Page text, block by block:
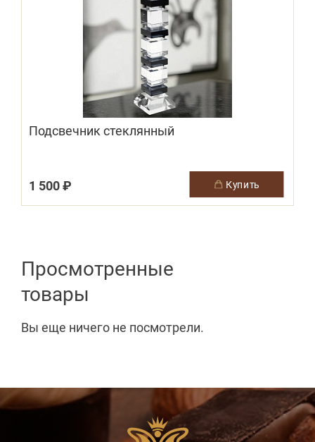
Подсвечник стеклянный
1 500 ₽ купить
Просмотренные
товары
Вы еще ничего не посмотрели.